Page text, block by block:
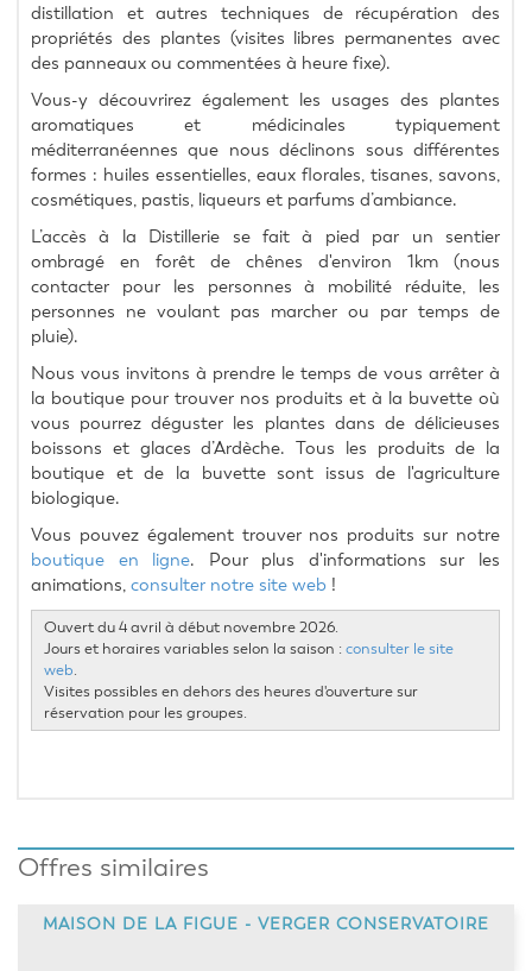
distillation et autres techniques de récupération des
propriétés des plantes (visites libres permanentes avec
des panneaux ou commentées à heure fixe).
Vous-y découvrirez également les usages des plantes
aromatiques et médicinales typiquement
méditerranéennes que nous déclinons sous différentes
formes : huiles essentielles, eaux florales, tisanes, savons,
cosmétiques, pastis, liqueurs et parfums d’ambiance.
L’accès à la Distillerie se fait à pied par un sentier
ombragé en forêt de chênes d'environ 1km (nous
contacter pour les personnes à mobilité réduite, les
personnes ne voulant pas marcher ou par temps de
pluie).
Nous vous invitons à prendre le temps de vous arrêter à
la boutique pour trouver nos produits et à la buvette où
vous pourrez déguster les plantes dans de délicieuses
boissons et glaces d’Ardèche. Tous les produits de la
boutique et de la buvette sont issus de l'agriculture
biologique.
boutique en ligne. Pour plus d'informations sur les
animations, consulter notre site web !
Ouvert du 4 avril à début novembre 2026.
Jours et horaires variables selon la saison : consulter le site
web.
Visites possibles en dehors des heures d'ouverture sur
réservation pour les groupes.
Offres similaires
MAISON DE LA FIGUE - VERGER CONSERVATOIRE